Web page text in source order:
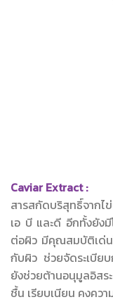
Caviar Extract :
สารสกัดบริสุทธิ์จากไ
เอ บี และดี อีกทั้งยัง
ต่อผิว มีคุณสมบัติเด่น
กับผิว ช่วยจัดระเบียบ
ยังช่วยต้านอนุมูลอิสร
ชื้น เรียบเนียน คงคว